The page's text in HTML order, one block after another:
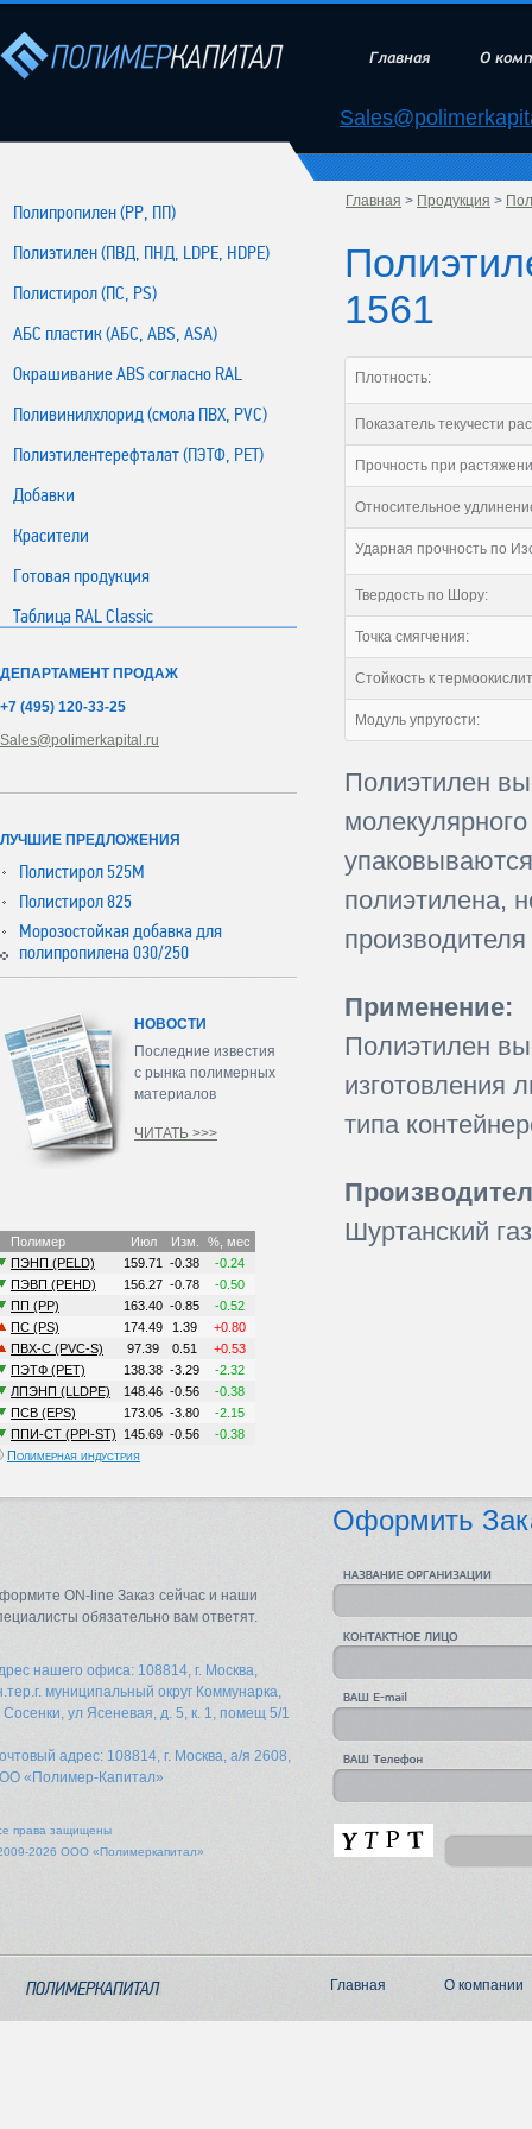
Главная О
Полипропилен (РР, ПП)
Полиэтилен (ПВД, ПНД, LDPE, HDPE)
Полистирол (ПС, PS)
АБС пластик (АБС, ABS, ASA)
Окрашивание ABS согласно RAL
Поливинилхлорид (смола ПВХ, PVC)
Полиэтилентерефталат (ПЭТФ, PET)
Добавки
Красители
Готовая продукция
Таблица RAL Classic
ДЕПАРТАМЕНТ ПРОДАЖ
+7 (495) 120-33-25
Sales@polimerkapital.ru
ЛУЧШИЕ ПРЕДЛОЖЕНИЯ
Полистирол 525М
Полистирол 825
Морозостойкая добавка для
полипропилена 030/250
НОВОСТИ
Последние известия
с рынка полимерных
материалов
ЧИТАТЬ >>>
Полимерная индустрия
Главная > Продукция >
1561
Плотность:
Показатель текучести
Прочность при
Относительное
Ударная прочность по
Твердость по Шору:
Точка смягчения:
Стойкость к
Модуль упругости:
Полиэтилен
полиэтилена,
Применение:
Полиэтилен
изготовления
типа
Шуртанский
ON-line Заказ сейчас и наши
обязательно вам ответят.
нашего офиса: 108814, г. Москва,
муниципальный округ Коммунарка,
Сосенки, ул Ясеневая, д. 5, к. 1, помещ 5/1
адрес: 108814, г. Москва, а/я 2608,
«Полимер-Капитал»
права защищены
2026 ООО «Полимеркапитал»
Оформить
Главная О компании